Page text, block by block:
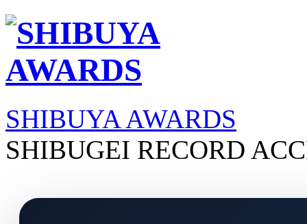
SHIBUYA AWARDS
SHIBUGEI RECORD